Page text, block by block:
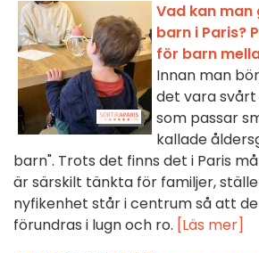
Vad kan
barn i Paris?
för barn
Innan man
det vara
som passar
kallade
barn". Trots det finns det i Paris
är särskilt tänkta för familjer,
nyfikenhet står i centrum så att
förundras i lugn och ro. [Läs mer]